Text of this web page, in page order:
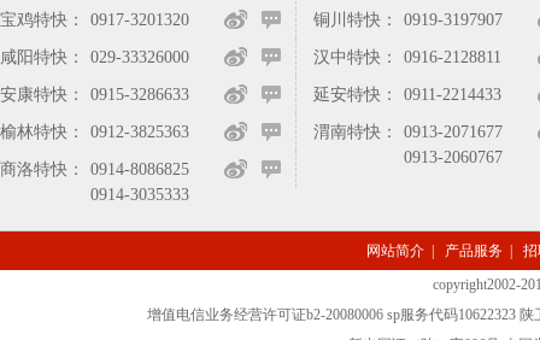
宝鸡特快： 0917-3201320 铜川特快： 0919-3197907
咸阳特快： 029-33326000 汉中特快： 0916-2128811
安康特快： 0915-3286633 延安特快： 0911-2214433
榆林特快： 0912-3825363 渭南特快：
0913-2071677
0913-2060767
商洛特快：
0914-8086825
0914-3035333
网站简介| 产品服务| 招
copyright2002-
增值电信业务经营许可证b2-20080006 sp服务代码10622323